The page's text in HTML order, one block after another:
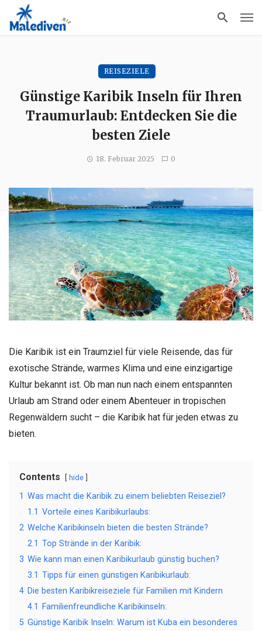
REISEZIELE
Günstige Karibik Inseln für Ihren
Traumurlaub: Entdecken Sie die
besten Ziele
18. Februar 2025 0
Die Karibik ist ein Traumziel für viele Reisende, das für
exotische Strände, warmes Klima und eine einzigartige
Kultur bekannt ist. Ob man nun nach einem entspannten
Urlaub am Strand oder einem Abenteuer in tropischen
Regenwäldern sucht – die Karibik hat für jeden etwas zu
bieten.
Contents hide
1 Was macht die Karibik zu einem beliebten Reiseziel?
1.1 Vorteile eines Karibikurlaubs:
2 Welche Karibikinseln bieten die besten Strände?
2.1 Top Strände in der Karibik:
3 Wie kann man einen Karibikurlaub günstig buchen?
3.1 Tipps für einen günstigen Karibikurlaub:
4 Die besten Karibikreiseziele für Familien mit Kindern
4.1
Familienfreundliche Karibikinseln:
5 Günstige Karibik Inseln: Warum ist Kuba ein besonderes